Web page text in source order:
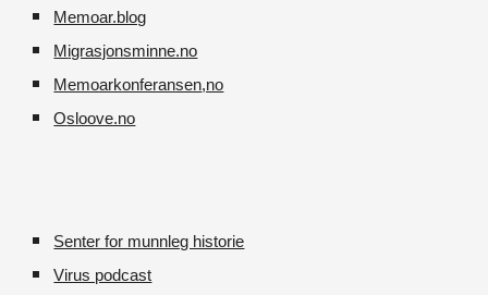
Memoar.blog
M igrasjonsminne.no
Memoarkonferansen,no
Osloove.no
Senter for munnleg historie
Virus podcast